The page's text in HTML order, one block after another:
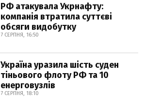
РФ атакувала Укрнафту:
компанія втратила суттєві
обсяги видобутку
7 СЕРПНЯ, 16:50
Україна уразила шість суден
тіньового флоту РФ та 10
енерговузлів
7 СЕРПНЯ, 18:10